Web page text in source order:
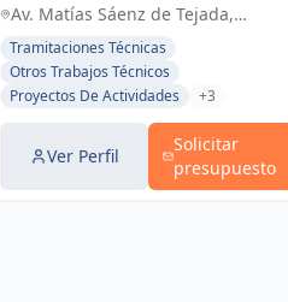
en obra nueva, reformas
y gestiones urbanísticas.
Con Seriedad, Confianza,
Rapidez y Economía como
pilares, ofrecemos
Av. Matías Sáenz de Tejada,
Fuengirola, España, España
Tramitaciones Técnicas
Otros Trabajos Técnicos
Proyectos De Actividades
+3
Ver Perfil
Solicitar
presupuesto